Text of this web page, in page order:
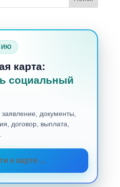
карта:
социальный
документы,
договор, выплата,
к карте